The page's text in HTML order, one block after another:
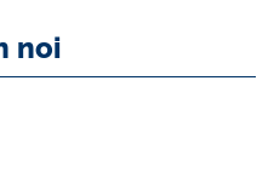
noi